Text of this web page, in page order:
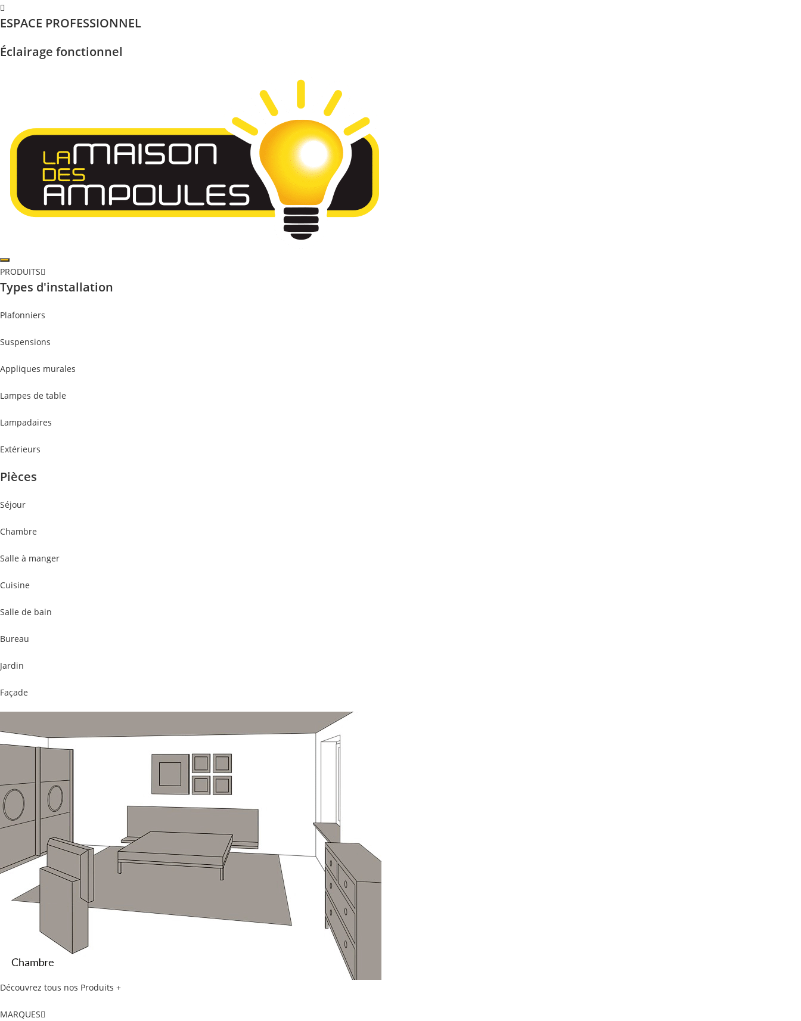
Skip
to
ESPACE PROFESSIONNEL
Éclairage fonctionnel
PRODUITS
Types d'installation
Plafonniers
Suspensions
Appliques murales
Lampes de table
Lampadaires
Extérieurs
Pièces
Séjour
Chambre
Salle à manger
Cuisine
Salle de bain
Bureau
Jardin
Façade
Découvrez tous nos Produits +
MARQUES